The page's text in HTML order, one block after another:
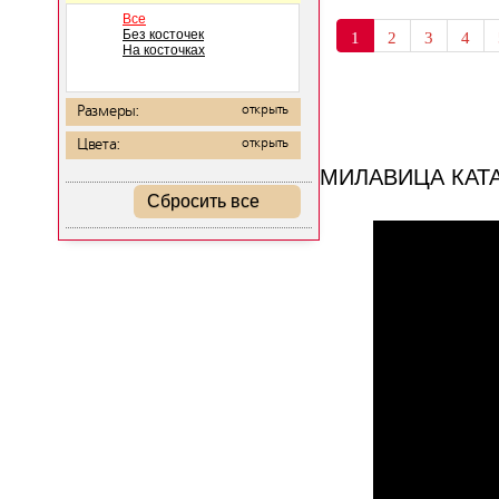
Все
Без косточек
На косточках
Размеры: открыть
Цвета: открыть
Сбросить все
1 2 3 4
МИЛАВИЦА